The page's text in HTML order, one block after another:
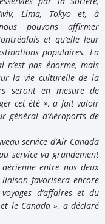
, Lima, Tokyoet, à
pouvons affirmer
et qu’elle leur
populaires. La
n’est pas énorme, mais
la vie culturelle de la
seront en mesure de
cet été », a fait valoir
général d’Aéroports de
service d’Air Canada
service va grandement
entre nos deux
favorisera encore
d’affaires et du
et le Canada », a déclaré